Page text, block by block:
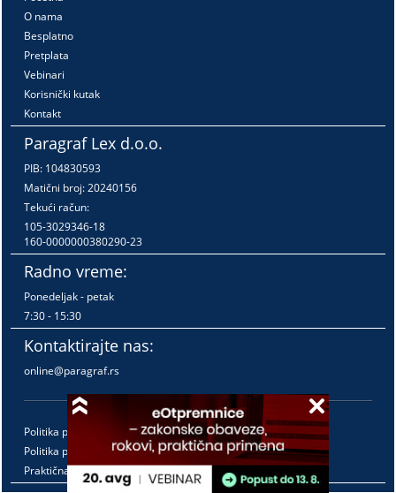
O nama
Besplatno
Pretplata
Vebinari
Korisnički kutak
Kontakt
Paragraf Lex d.o.o.
PIB: 104830593
Matični broj: 20240156
Tekući račun:
105-3029346-18
160-0000000380290-23
Radno vreme:
Ponedeljak - petak
7:30 - 15:30
Kontaktirajte nas:
online@paragraf.rs
Politika privatnosti
Politika pružanja usluga
Praktična pravila pružanja usluga